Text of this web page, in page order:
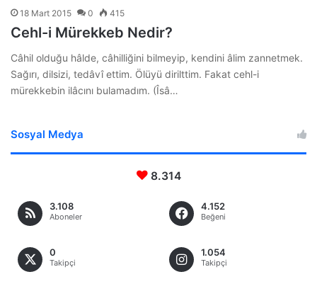
18 Mart 2015 0 415
Cehl-i Mürekkeb Nedir?
Câhil olduğu hâlde, câhilliğini bilmeyip, kendini âlim zannetmek.
Sağırı, dilsizi, tedâvî ettim. Ölüyü dirilttim. Fakat cehl-i
mürekkebin ilâcını bulamadım. (Îsâ…
Sosyal Medya
8.314
3.108
Aboneler
4.152
Beğeni
0
Takipçi
1.054
Takipçi